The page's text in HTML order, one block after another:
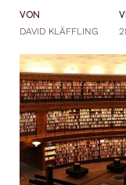
VON
DAVID KLÄFFLING